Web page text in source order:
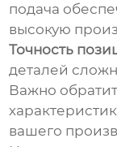
подача
высокую
Точность
деталей
Важно
вашего